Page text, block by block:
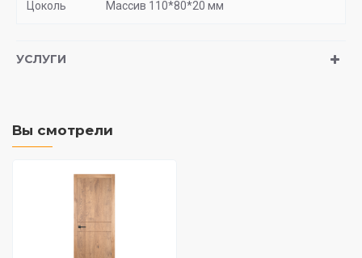
Цоколь Массив 110*80*20 мм
УСЛУГИ
Вы смотрели